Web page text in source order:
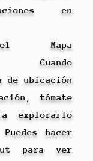
en
Mapa
Cuando
de ubicación
tómate
explorarlo
hacer
para ver